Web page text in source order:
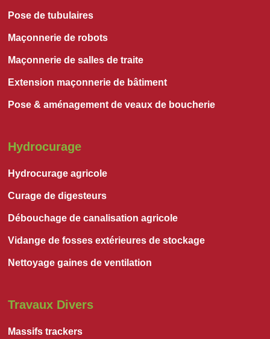
Pose de tubulaires
Maçonnerie de robots
Maçonnerie de salles de traite
Extension maçonnerie de bâtiment
Pose & aménagement de veaux de boucherie
Hydrocurage
Hydrocurage agricole
Curage de digesteurs
Débouchage de canalisation agricole
Vidange de fosses extérieures de stockage
Nettoyage gaines de ventilation
Travaux Divers
Massifs trackers